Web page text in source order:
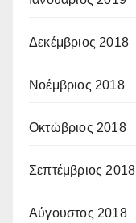
Δεκέμβριος 2018
Νοέμβριος 2018
Οκτώβριος 2018
Σεπτέμβριος 2018
Αύγουστος 2018